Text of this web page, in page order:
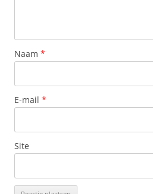
Naam *
E-mail *
Site